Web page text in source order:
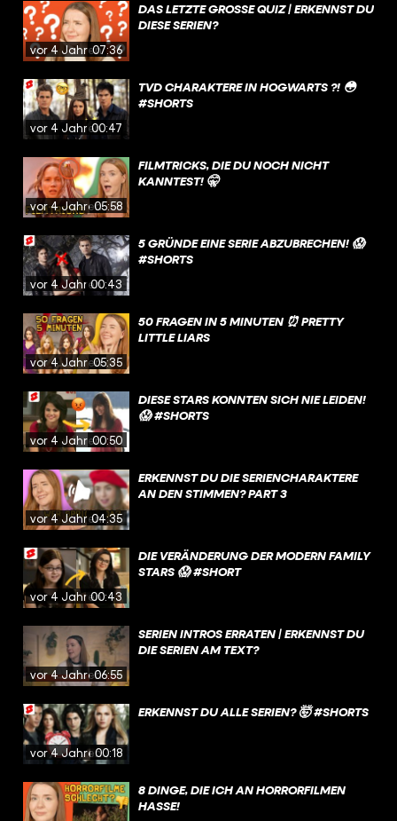
vor 4 Jahren07:36
DAS LETZTE GROSSE QUIZ | ERKENNST DU D
IESE SERIEN?
vor 4 Jahren00:47
TVD CHARAKTERE IN HOGWARTS ?! 😳
#SHORTS
vor 4 Jahren05:58
FILMTRICKS, DIE DU NOCH NICHT
KANNTEST! 🤫
vor 4 Jahren00:43
5 GRÜNDE EINE SERIE ABZUBRECHEN! 😱
#SHORTS
vor 4 Jahren05:35
50 FRAGEN IN 5 MINUTEN ⏰ PRETTY
LITTLE LIARS
vor 4 Jahren00:50
DIESE STARS KONNTEN SICH NIE LEIDEN!
😱 #SHORTS
vor 4 Jahren04:35
ERKENNST DU DIE SERIENCHARAKTERE
AN DEN STIMMEN? PART 3
vor 4 Jahren00:43
DIE VERÄNDERUNG DER MODERN FAMILY
STARS 😱 #SHORT
vor 4 Jahren06:55
SERIEN INTROS ERRATEN | ERKENNST DU
DIE SERIEN AM TEXT?
vor 4 Jahren00:18
ERKENNST DU ALLE SERIEN? 🤯 #SHORTS
8 DINGE, DIE ICH AN HORRORFILMEN
HASSE!